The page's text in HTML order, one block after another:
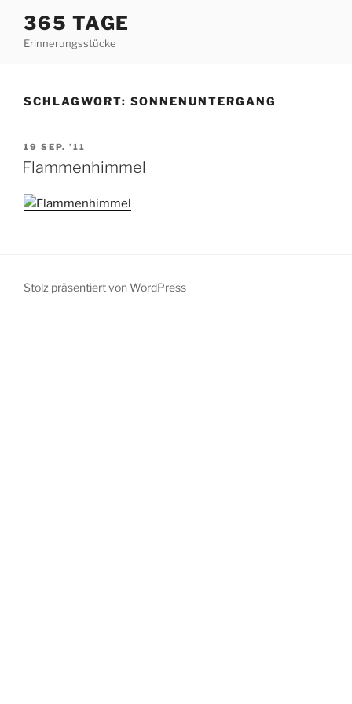
Inhalt
springen
365 TAGE
Erinnerungsstücke
SCHLAGWORT: SONNENUNTERGANG
VERÖFFENTLICHT
AM
19 SEP. ’11
Flammenhimmel
Stolz präsentiert von WordPress